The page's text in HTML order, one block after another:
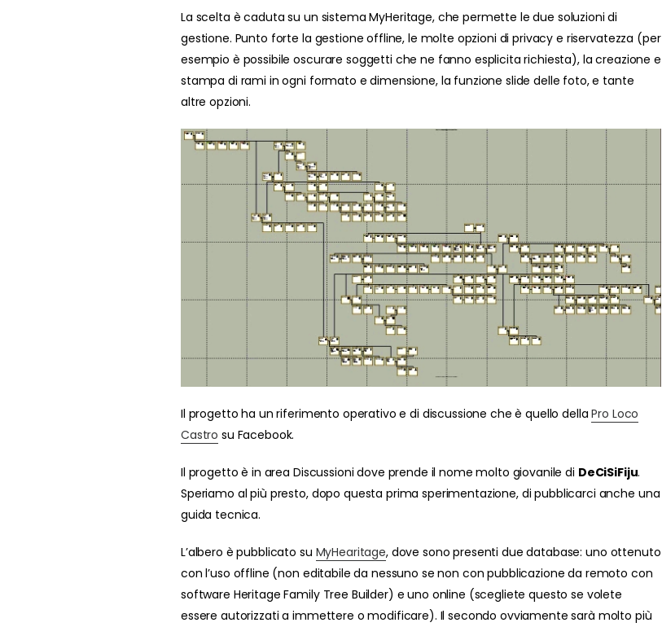
La scelta è caduta su un sistema MyHeritage, che permette le due soluzioni di
gestione. Punto forte la gestione offline, le molte opzioni di privacy e riservatezza (per
esempio è possibile oscurare soggetti che ne fanno esplicita richiesta), la creazione e
stampa di rami in ogni formato e dimensione, la funzione slide delle foto, e tante
altre opzioni.
Il progetto ha un riferimento operativo e di discussione che è quello dellaPro Loco
Castro su Facebook.
Il progetto è in area Discussioni dove prende il nome molto giovanile di DeCiSiFiju.
Speriamo al più presto, dopo questa prima sperimentazione, di pubblicarci anche una
guida tecnica.
L’albero è pubblicato su MyHearitage, dove sono presenti due database: uno ottenuto
con l’uso offline (non editabile da nessuno se non con pubblicazione da remoto con
software Heritage Family Tree Builder) e uno online (scegliete questo se volete
essere autorizzati a immettere o modificare). Il secondo ovviamente sarà molto più